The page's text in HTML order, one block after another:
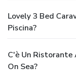
Lovely 3 Bed
Piscina?
C'è Un Ristorante
On Sea?